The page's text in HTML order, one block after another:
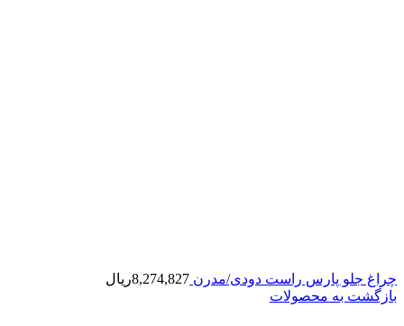
چراغ جلو پارس راست دودی/مدرن 8,274,827ریال
بازگشت به محصولات